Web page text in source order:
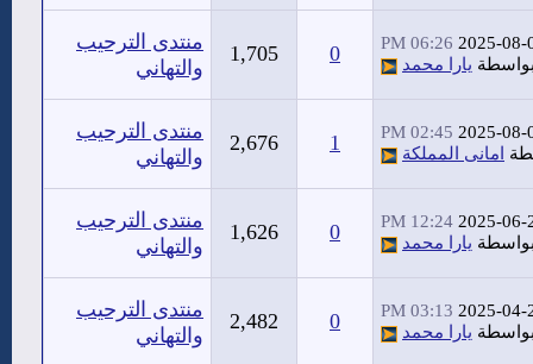
2025-08-
06:26 PM
يارا محمد 0
1,705
منتدى الترحيب
والتهاني
2025-08-
02:45 PM
امانى المملكة 1
2,676
منتدى الترحيب
والتهاني
2025-06-
12:24 PM
يارا محمد 0
1,626
منتدى الترحيب
والتهاني
2025-04-
03:13 PM
يارا محمد 0
2,482
منتدى الترحيب
والتهاني